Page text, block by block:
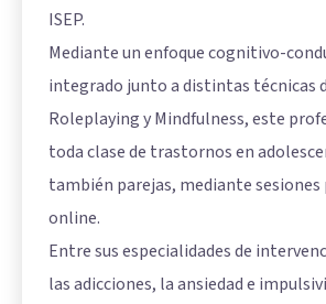
ISEP.
Mediante un enfoque cognitivo-
integrado junto a distintas técnicas
Roleplaying y Mindfulness, este
toda clase de trastornos en
también parejas, mediante sesiones
online.
Entre sus especialidades de
las adicciones, la ansiedad e